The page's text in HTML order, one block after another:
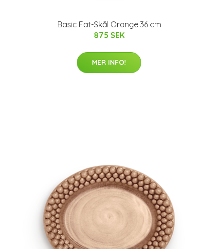
Basic Fat-Skål Orange 36 cm
875 SEK
MER INFO!